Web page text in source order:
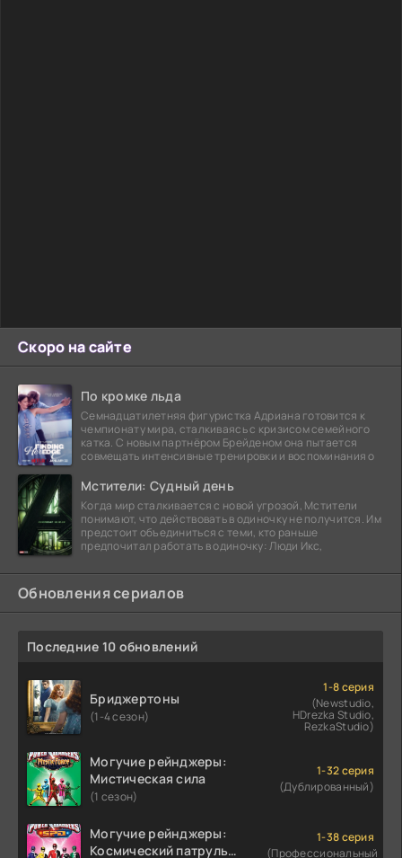
Скоро на сайте
По кромке льда
Семнадцатилетняя фигуристка Адриана готовится к
чемпионату мира, сталкиваясь с кризисом семейного
катка. С новым партнёром Брейденом она пытается
совмещать интенсивные тренировки и воспоминания о
Мстители: Судный день
Когда мир сталкивается с новой угрозой, Мстители
понимают, что действовать в одиночку не получится. Им
предстоит объединиться с теми, кто раньше
предпочитал работать в одиночку: Люди Икс,
Обновления сериалов
Последние 10 обновлений
Бриджертоны
(1-4 сезон)
1-8 серия
(Newstudio,
HDrezka Studio,
RezkaStudio)
Могучие рейнджеры:
Мистическая сила
(1 сезон)
1-32 серия
(Дублированный)
Могучие рейнджеры:
Космический патруль
1-38 серия
(Профессиональный